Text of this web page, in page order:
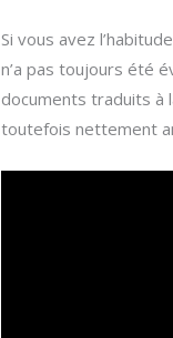
Si vous avez
n’a pas toujours été
documents traduits à
toutefois nettement